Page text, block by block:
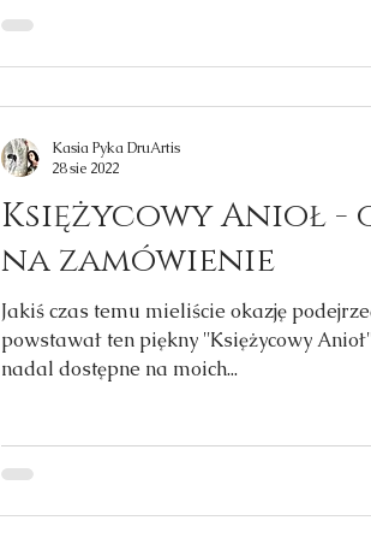
Księżycowy Anioł -
na zamówienie
Jakiś czas temu mieliście okazję
powstawał ten piękny ''Księżycowy
nadal dostępne na moich...
Kasia Pyka DruArtis
28 sie 2022